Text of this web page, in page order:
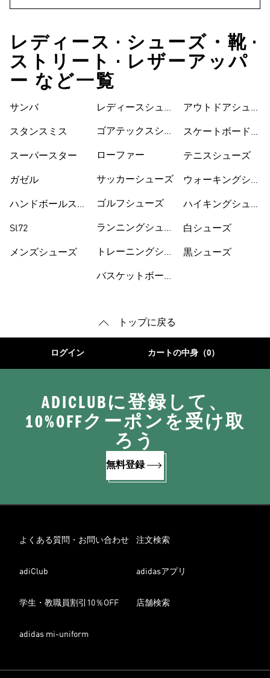
レディース • シューズ・靴 •
ストリート • レザーアッパ
ー など一覧
サンバ
スタンスミス
スーパースター
ガゼル
ハンドボールスペ
Sl72
メンズシューズ
レディースシュー
ゴアテックスシュ
ローファー
サッカーシューズ
ゴルフシューズ
ランニングシュー
トレーニングシュ
バスケットボール
シューズ
アウトドアシュー
スケートボードシ
テニスシューズ
ウォーキングシュ
ハイキングシュー
白シューズ
黒シューズ
トップに戻る
ログイン カートの中身（0）
ADICLUBに登録して、
10%OFFクーポンを受け取
ろう
無料登録
よくある質問・お問い合わせ 注文検索
adiClub adidasアプリ
学生・教職員割引10％OFF 店舗検索
adidas mi-uniform